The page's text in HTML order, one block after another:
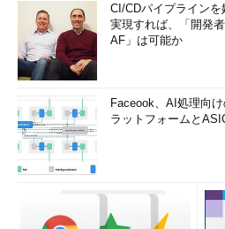
CI/CDパイプライン
実現すれば、「開発
AF」は可能か
Faceook、AI処理向
ラットフォームと